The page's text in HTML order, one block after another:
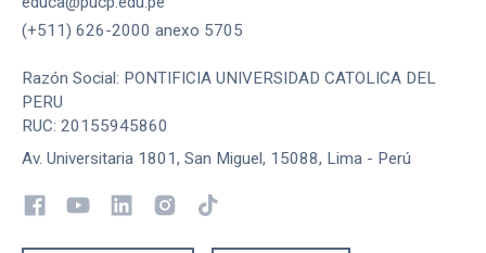
(+511) 626-2000 anexo 5705
Razón Social: PONTIFICIA UNIVERSIDAD CATOLICA DEL
PERU
RUC: 20155945860
Av. Universitaria 1801, San Miguel, 15088, Lima - Perú